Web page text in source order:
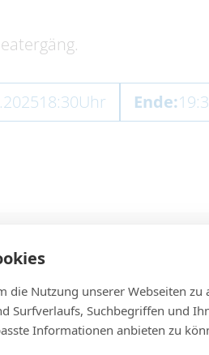
die Nutzung unserer Webseiten zu
Surfverlaufs, Suchbegriffen und
Informationen anbieten zu
18:30Uhr Ende: